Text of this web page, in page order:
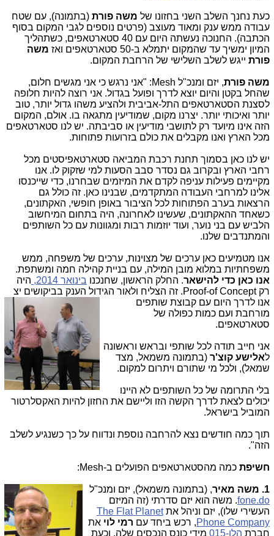
כעת נחנך השלב השני בחזונו של משה פורת (בתמונה), עם שטח
עבודה ממש ענק ומאוד מעוצב (פרטים נוספים לגבי המקום בסוף
הכתבה). החנוכה נעשתה היום עם 40 סטארטאפים, כשתהליך
המיון ימשיך עד שהמקום יתמלא ב-50 סטארטאפים ואז
משה
פורת ייגש לשלב השלישי של הרחבת המקום.
משה פורת
, יזם ומנכ"ל Mesh: "אני נרגש כי אני מגשים חלום,
שהחל בקטן והיום יוצא לדרך ופועל בגדול. אני רוצה להיות חלופה
לסצנת הסטארטאפים התל-אביבית ולהציע משהו גדול יותר, טוב
יותר ואיכותי יותר. יצרנו מקום, שמודיעין מתגאה בו. אולם, המקום
הזה אינו מיועד רק לתושבי מודיעין או סביבתה. יש לנו סטארטאפים
מכל הארץ ואנו מקבלים את כולם בזרועות פתוחות.
יש לנו כאן בסמוך תחנת רכבת המביאה סטארטאפיסטים מכל
רחבי הארץ ובקרוב גם נסדר סבב הסעות למי שזקוק לו. אנו
מקיימים פעילות עניפה לקדם את המיזמים שבחרנו, כדי שייכנסו
אלינו למרחבי העבודה המתקדמים, שבנינו כאן. זה כולל גם
הרצאות בערב הפתוחות לכל הציבור באופן חופשי, האקתונים,
כשאחד ההאקתונים, שעשינו לאחרונה, היה בתחום המיחשוב
הלביש עם בני נוער, ועוד יוזמות רבות ומגוונות עם כל השותפים
והמתנדבים שלנו.
אנו מטמיעים כאן ערכים של מצוינות, ערכים של משפחה, ממש
משפחתיות במלוא מובן המילה, עם בניית קהילה חמה ומשתפת.
אנו כאן כדי להישאר. החלק הראשון, שחנכנו בינואר 2014,
היה
רק Proof-of Concept. זה הצליח ולאור הגידול הענק בביקושים יצ
אנו לדרך היום עם קבוצת שותפים
מורחבת ועם כמות כפולה של
סטארטאפים.
אני חייב תודה לכל שותפי ובראש וראשונה
לאלישע קוצ'ר (בתמונה משמאל, מצד
שמאל), ולכל מי שתורם ויתרום למקום.
בלי התרומה של כל השותפים לא היינו
יכולים לצאת לדרך הקשה הזו וליישם את החזון להיות האקסלרטור
המוביל בישראל.
תוך כמה חודשים נצא להרחבה נוספת ונדווח על כך כשנגיע לשלב
הזה".
חשיפת כמה מהסטארטאפים הפועלים ב-Mesh:
1. משה מאיר , (בתמונה משמאל), יזם ומנכ"ל
fone.do. משה הוא יזם סדרתי (זה המיזם
העשירי שלו), יזם וניהל אתThe Flat Planet
Phone Company, רכש ביחד עם רמי לוי את
חברת הלו-015
מידי כונס הנכסים שלה, וכעת